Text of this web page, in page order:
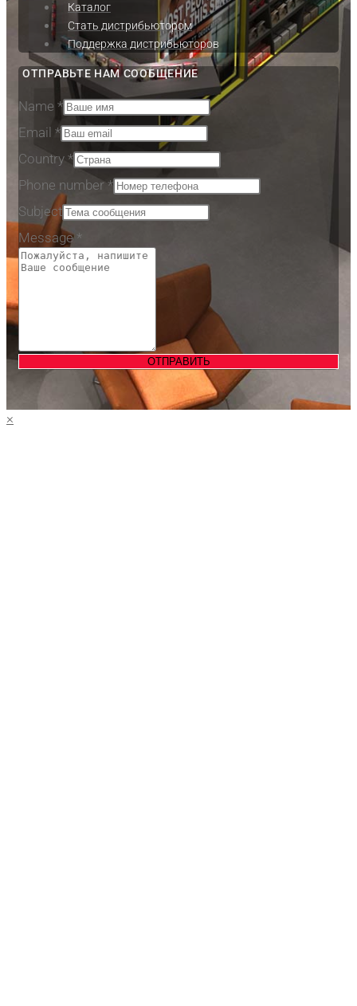
Каталог
Стать дистрибьютором
Поддержка дистрибьюторов
ОТПРАВЬТЕ НАМ СООБЩЕНИЕ
Name *
Email *
Country *
Phone number*
Subject
Message *
ОТПРАВИТЬ
×